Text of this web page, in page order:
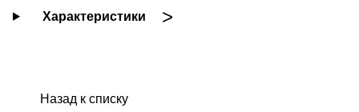
Характеристики
Назад к списку